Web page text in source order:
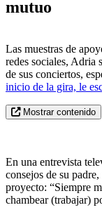
mutuo
Las muestras de
redes sociales, Adria
de sus conciertos,
inicio de la gira, le
Mostrar contenido
En una entrevista
consejos de su
proyecto: “Siempre
chambear (trabajar)